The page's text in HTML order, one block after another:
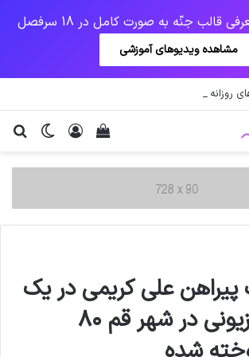
قالب جنّه به صورت کامل در 18 سرفصل
مشاهده ویدیوهای آموزشی
تغییر ورود
دیدن سبد خرید
علي كريمي در يك
خيريه تلويزيوني در شهر قم ٨٠